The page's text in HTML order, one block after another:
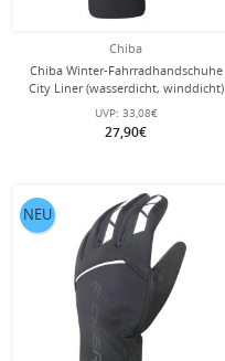
Chiba
Chiba Winter-Fahrradhandschuhe
City Liner (wasserdicht, winddicht)
blau Kinder - 1 Paar
UVP: 33,08€
27,90€
NEU